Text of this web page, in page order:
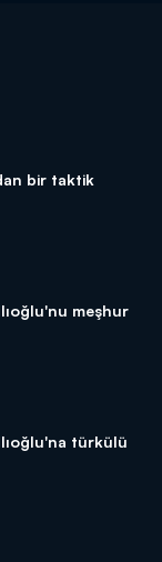
bir taktik
meşhur
türkülü